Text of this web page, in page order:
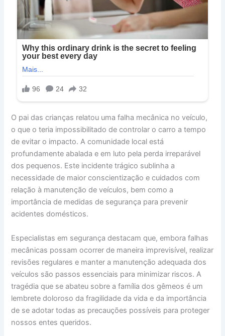
O pai das crianças relatou uma falha mecânica no veículo,
o que o teria impossibilitado de controlar o carro a tempo
de evitar o impacto. A comunidade local está
profundamente abalada e em luto pela perda irreparável
dos pequenos. Este incidente trágico sublinha a
necessidade de maior conscientização e cuidados com
relação à manutenção de veículos, bem como a
importância de medidas de segurança para prevenir
acidentes domésticos.
Especialistas em segurança destacam que, embora falhas
mecânicas possam ocorrer de maneira imprevisível, realizar
revisões regulares e manter a manutenção adequada dos
veículos são passos essenciais para minimizar riscos. A
tragédia que se abateu sobre a família dos gêmeos é um
lembrete doloroso da fragilidade da vida e da importância
de se adotar todas as precauções possíveis para proteger
nossos entes queridos.